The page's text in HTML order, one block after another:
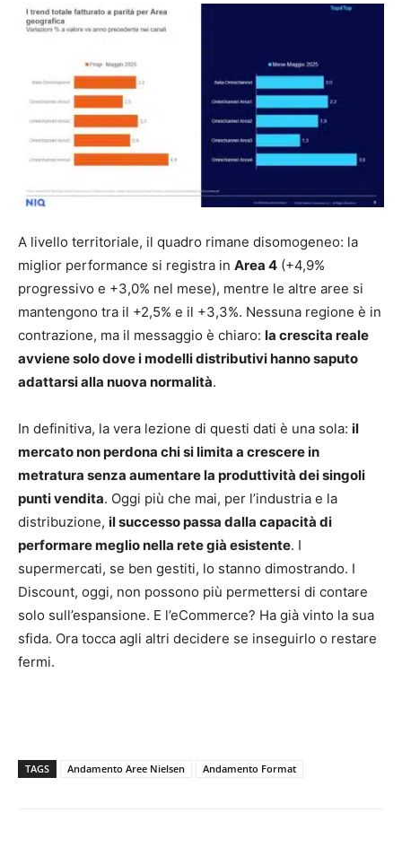
A livello territoriale, il quadro rimane disomogeneo: la
miglior performance si registra in Area 4 (+4,9%
progressivo e +3,0% nel mese), mentre le altre aree si
mantengono tra il +2,5% e il +3,3%. Nessuna regione è in
contrazione, ma il messaggio è chiaro: la crescita reale
avviene solo dove i modelli distributivi hanno saputo
adattarsi alla nuova normalità.
In definitiva, la vera lezione di questi dati è una sola: il
mercato non perdona chi si limita a crescere in
metratura senza aumentare la produttività dei singoli
punti vendita. Oggi più che mai, per l’industria e la
distribuzione, il successo passa dalla capacità di
performare meglio nella rete già esistente. I
supermercati, se ben gestiti, lo stanno dimostrando. I
Discount, oggi, non possono più permettersi di contare
solo sull’espansione. E l’eCommerce? Ha già vinto la sua
sfida. Ora tocca agli altri decidere se inseguirlo o restare
fermi.
TAGS Andamento Aree Nielsen Andamento Format